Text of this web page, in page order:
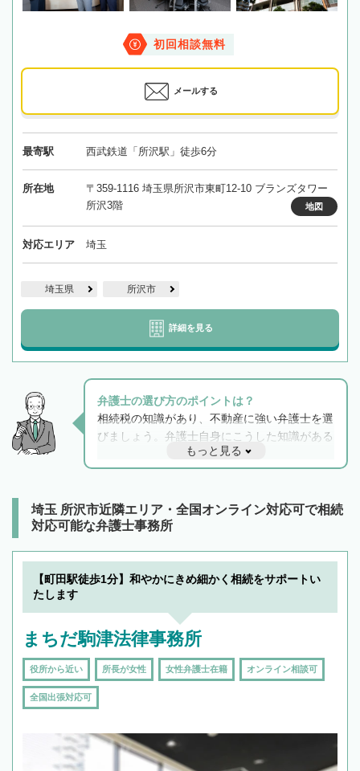
初回相談無料
メールする
最寄駅 西武鉄道「所沢駅」徒歩6分
所在地
〒359-1116 埼玉県所沢市東町12-10 ブランズタワー
所沢3階
地図
対応エリア 埼玉
埼玉県 所沢市
詳細を見る
弁護士の選び方のポイントは？
相続税の知識があり、不動産に強い弁護士を選
びましょう。弁護士自身にこうした知識がある
と他士業との連携もスムーズに進み、トラブル
解決のみならず相続をトータルで任せることが
でフィーリングも重要です。実際に電話や面談
で複数の弁護士と会話をしてウマが合う方に依
もっと見る
埼玉 所沢市近隣エリア・全国オンライン対応可で相続
対応可能な弁護士事務所
【町田駅徒歩1分】和やかにきめ細かく相続をサポートい
たします
まちだ駒津法律事務所
役所から近い 所長が女性 女性弁護士在籍 オンライン相談可
全国出張対応可